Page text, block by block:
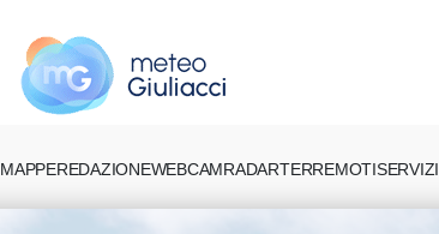
MAPPEREDAZIONEWEBCAMRADARTERREMOTISERVIZI